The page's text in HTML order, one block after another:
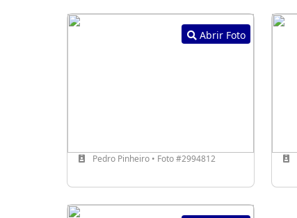
Abrir Foto
Pedro Pinheiro • Foto #2994812